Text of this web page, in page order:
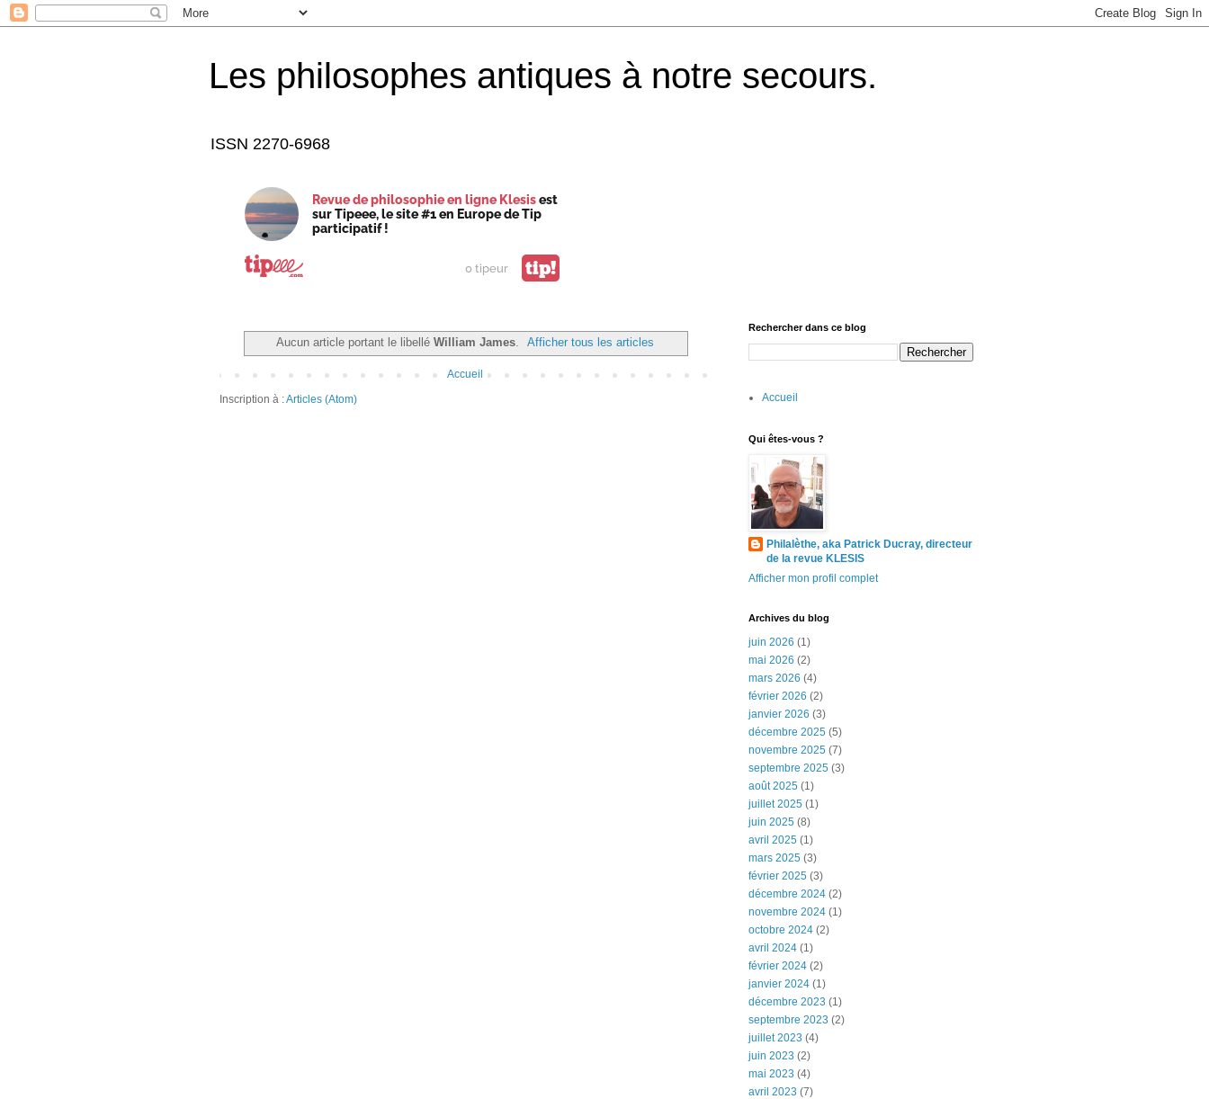
Les philosophes antiques à notre secours.
ISSN 2270-6968
Revue de philosophie en ligne Klesisest
sur Tipeee, le site #1 en Europe de Tip
participatif !
0 tipeur tip!
Aucun article portant le libellé William James. Afficher tous les articles
Accueil
Inscription à :Articles (Atom)
Rechercher dans ce blog
Accueil
Qui êtes-vous ?
Philalèthe, aka Patrick Ducray, directeur
de la revue KLESIS
Afficher mon profil complet
Archives du blog
juin 2026 (1)
mai 2026 (2)
mars 2026 (4)
février 2026 (2)
janvier 2026 (3)
décembre 2025 (5)
novembre 2025 (7)
septembre 2025 (3)
août 2025 (1)
juillet 2025 (1)
juin 2025 (8)
avril 2025 (1)
mars 2025 (3)
février 2025 (3)
décembre 2024 (2)
novembre 2024 (1)
octobre 2024 (2)
avril 2024 (1)
février 2024 (2)
janvier 2024 (1)
décembre 2023 (1)
septembre 2023 (2)
juillet 2023 (4)
juin 2023 (2)
mai 2023 (4)
avril 2023 (7)